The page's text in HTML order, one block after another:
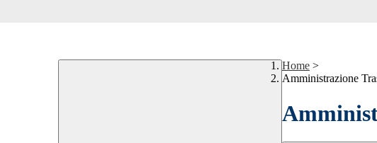
Home >
Amministrazione